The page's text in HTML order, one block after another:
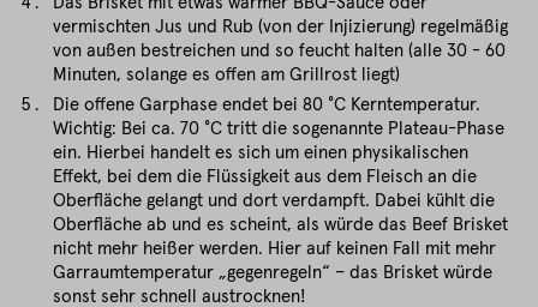
vermischten Jus und Rub (von der Injizierung) regelmäßig
von außen bestreichen und so feucht halten (alle 30 - 60
Minuten, solange es offen am Grillrost liegt)
Die offene Garphase endet bei 80 °C Kerntemperatur.
Wichtig: Bei ca. 70 °C tritt die sogenannte Plateau-Phase
ein. Hierbei handelt es sich um einen physikalischen
Effekt, bei dem die Flüssigkeit aus dem Fleisch an die
Oberfläche gelangt und dort verdampft. Dabei kühlt die
Oberfläche ab und es scheint, als würde das Beef Brisket
nicht mehr heißer werden. Hier auf keinen Fall mit mehr
Garraumtemperatur „gegenregeln“ – das Brisket würde
sonst sehr schnell austrocknen!